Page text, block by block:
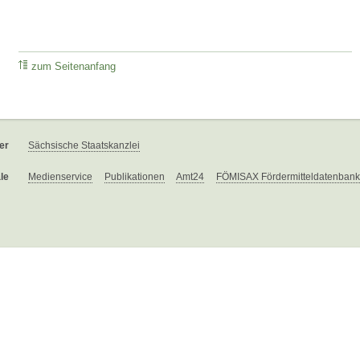
zum Seitenanfang
Sächsische Staatskanzlei
Medienservice Publikationen Amt24 FÖMISAX Fördermitteldatenbank